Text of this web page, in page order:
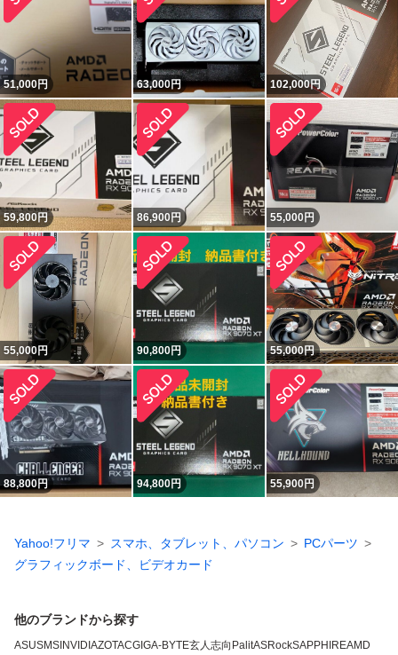
51,000円 63,000円 102,000円
59,800円 86,900円 55,000円
55,000円 90,800円 55,000円
88,800円 94,800円 55,900円
Yahoo!フリマ スマホ、タブレット、パソコン
PCパーツ
グラフィックボード、ビデオカード
他のブランドから探す
ASUSMSI NVIDIAZOTACGIGA-BYTE玄人志向 PalitASRockSAPPHIREAMD